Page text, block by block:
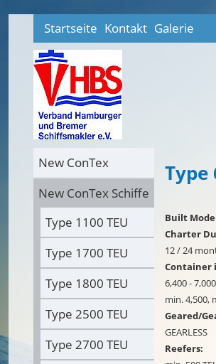
Startseite Kontakt Galerie
New ConTex
New ConTex Schiffe
Type 1100 TEU
Type 1700 TEU
Type 1800 TEU
Type 2500 TEU
Type 2700 TEU
Type
Built
Charter
12 / 24
Container
6,400 -
min. 4,500,
Geared/
GEARLESS
Reefers: